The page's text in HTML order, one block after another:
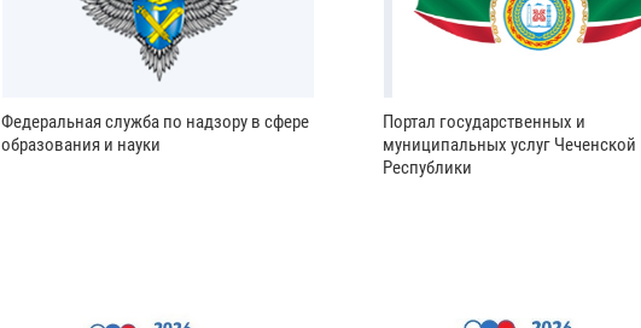
Федеральная служба по надзору в сфере
образования и науки
Портал государственных и
муниципальных услуг Чеченской
Республики